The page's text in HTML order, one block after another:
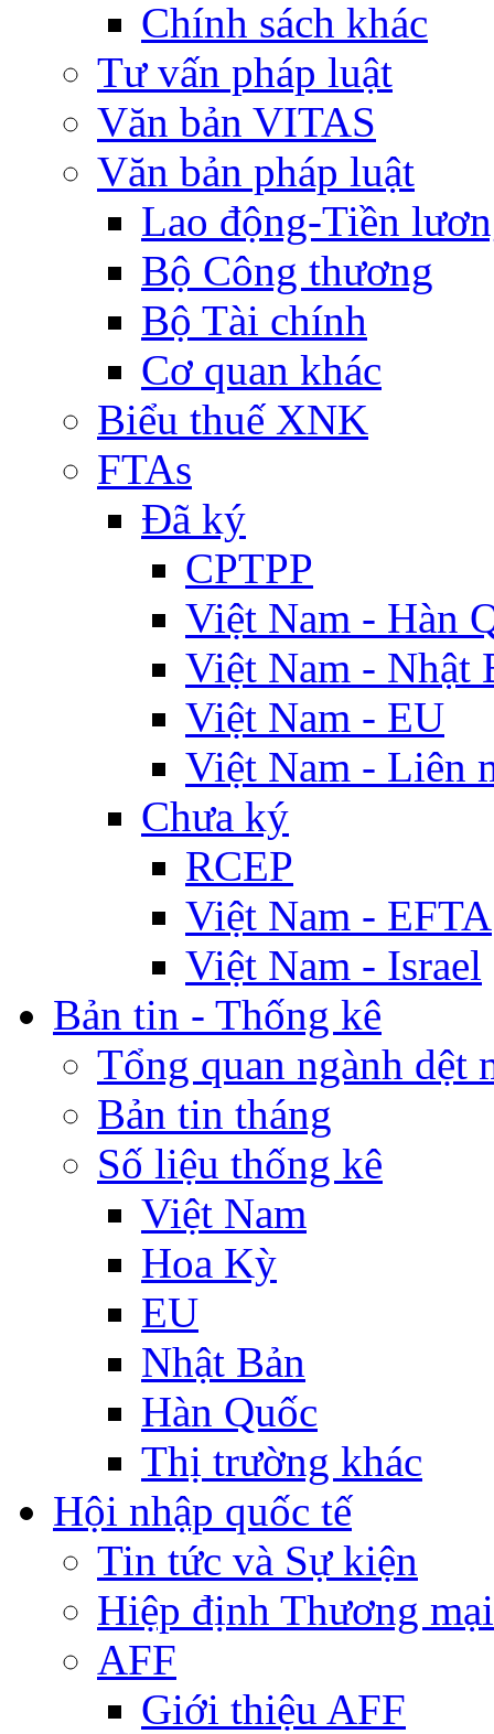
Chính sách khác
Tư vấn pháp luật
Văn bản VITAS
Văn bản pháp luật
Lao động-Tiền
Bộ Công thương
Bộ Tài chính
Cơ quan khác
Biểu thuế XNK
FTAs
Đã ký
CPTPP
Việt Nam - Hàn
Việt Nam - Nhật
Việt Nam - EU
Việt Nam - Liên
Chưa ký
RCEP
Việt Nam - EFTA
Việt Nam - Israel
Bản tin - Thống kê
Tổng quan ngành dệt
Bản tin tháng
Số liệu thống kê
Việt Nam
Hoa Kỳ
EU
Nhật Bản
Hàn Quốc
Thị trường khác
Hội nhập quốc tế
Tin tức và Sự kiện
Hiệp định Thương
AFF
Giới thiệu AFF